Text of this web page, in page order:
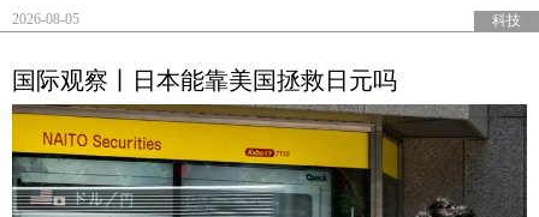
2026-08-05 科技
国际观察丨日本能靠美国拯救日元吗